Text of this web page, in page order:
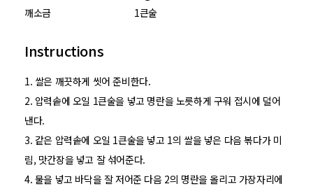
깨소금
1큰술
Instructions
1. 쌀은 깨끗하게 씻어 준비한다.
2. 압력솥에 오일 1큰술을 넣고 명란을 노릇하게 구워 접시에 덜어
낸다.
3. 같은 압력솥에 오일 1큰술을 넣고 1의 쌀을 넣은 다음 볶다가 미
림, 맛간장을 넣고 잘 섞어준다.
4. 물을 넣고 바닥을 잘 저어준 다음 2의 명란을 올리고 가장자리에